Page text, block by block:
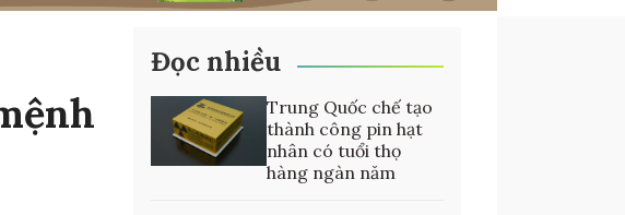
Đọc nhiều
Trung Quốc chế tạo
thành công pin hạt
nhân có tuổi thọ
hàng ngàn năm